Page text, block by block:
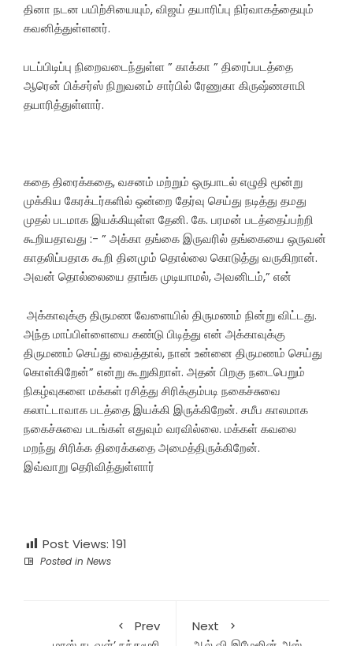
தினா நடன பயிற்சியையும், விஜய் தயாரிப்பு நிர்வாகத்தையும்
கவனித்துள்ளனர்.
படப்பிடிப்பு நிறைவடைந்துள்ள ” காக்கா ” திரைப்படத்தை
ஆரென் பிக்சர்ஸ் நிறுவனம் சார்பில் ரேணுகா கிருஷ்ணசாமி
தயாரித்துள்ளார்.
கதை திரைக்கதை, வசனம் மற்றும் ஒருபாடல் எழுதி மூன்று
முக்கிய கேரக்டர்களில் ஒன்றை தேர்வு செய்து நடித்து தமது
முதல் படமாக இயக்கியுள்ள தேனி. கே. பரமன் படத்தைப்பற்றி
கூறியதாவது :- ” அக்கா தங்கை இருவரில் தங்கையை ஒருவன்
காதலிப்பதாக கூறி தினமும் தொல்லை கொடுத்து வருகிறான்.
அவன் தொல்லையை தாங்க முடியாமல், அவனிடம்,” என்
அக்காவுக்கு திருமண வேளையில் திருமணம் நின்று விட்டது.
அந்த மாப்பிள்ளையை கண்டு பிடித்து என் அக்காவுக்கு
திருமணம் செய்து வைத்தால், நான் உன்னை திருமணம் செய்து
கொள்கிறேன்” என்று கூறுகிறாள். அதன் பிறகு நடைபெறும்
நிகழ்வுகளை மக்கள் ரசித்து சிரிக்கும்படி நகைச்சுவை
கலாட்டாவாக படத்தை இயக்கி இருக்கிறேன். சமீப காலமாக
நகைச்சுவை படங்கள் எதுவும் வரவில்லை. மக்கள் கவலை
மறந்து சிரிக்க திரைக்கதை அமைத்திருக்கிறேன்.
இவ்வாறு தெரிவித்துள்ளார்
Post Views: 191
Posted in News
Prev
Next